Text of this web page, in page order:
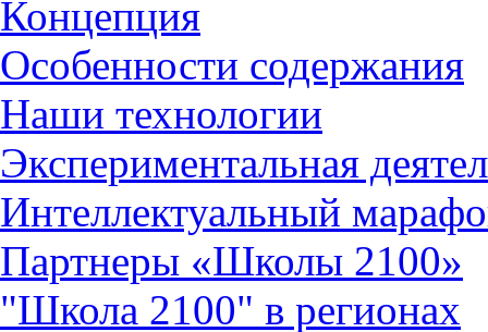
Концепция
Особенности содержания
Наши технологии
Экспериментальная
Интеллектуальный
Партнеры «Школы 2100»
"Школа 2100" в регионах